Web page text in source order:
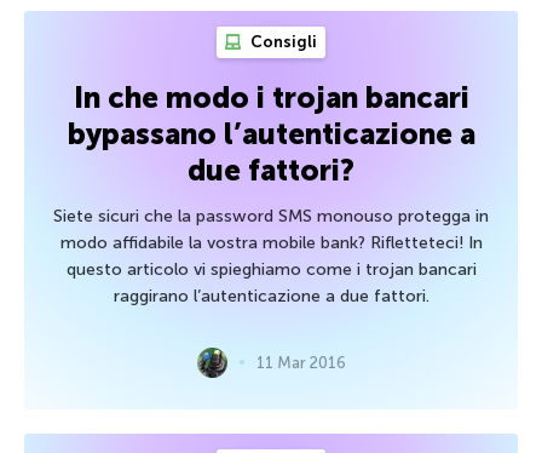
Consigli
In che modo i trojan bancari
bypassano l’autenticazione a
due fattori?
Siete sicuri che la password SMS monouso protegga in
modo affidabile la vostra mobile bank? Rifletteteci! In
questo articolo vi spieghiamo come i trojan bancari
raggirano l’autenticazione a due fattori.
11 Mar 2016